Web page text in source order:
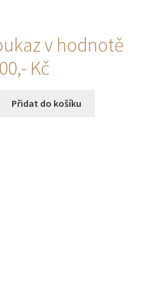
v hodnotě
Kč
Přidat do košíku